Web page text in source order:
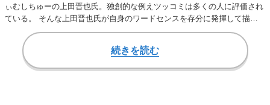
ぃむしちゅーの上田晋也氏。独創的な例えツッコミは多くの人に評価され
ている。 そんな上田晋也氏が自身のワードセンスを存分に発揮して描き
下ろした一冊が『…
続きを読む